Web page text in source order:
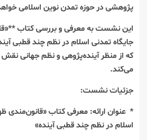
پژوهشی در حوزه تمدن نوین اسلامی
این نشست به معرفی و بررسی کتاب
جایگاه تمدنی اسلام در نظم چند قطبی
که از منظر آینده‌پژوهی و نظم جهانی نقش
می‌کند.
جزئیات نشست:
* عنوان ارائه: معرفی کتاب «قانون‌مندی
اسلام در نظم چند قطبی آینده»